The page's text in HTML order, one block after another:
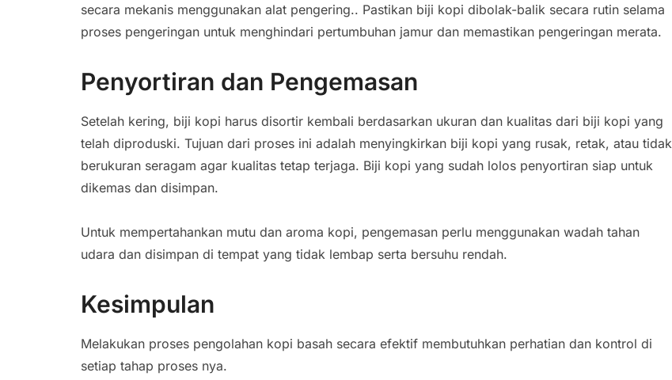
secara mekanis menggunakan alat pengering.. Pastikan biji kopi dibolak-balik secara rutin selama
proses pengeringan untuk menghindari pertumbuhan jamur dan memastikan pengeringan merata.
Penyortiran dan Pengemasan
Setelah kering, biji kopi harus disortir kembali berdasarkan ukuran dan kualitas dari biji kopi yang
telah diproduski. Tujuan dari proses ini adalah menyingkirkan biji kopi yang rusak, retak, atau tidak
berukuran seragam agar kualitas tetap terjaga. Biji kopi yang sudah lolos penyortiran siap untuk
dikemas dan disimpan.
Untuk mempertahankan mutu dan aroma kopi, pengemasan perlu menggunakan wadah tahan
udara dan disimpan di tempat yang tidak lembap serta bersuhu rendah.
Kesimpulan
Melakukan proses pengolahan kopi basah secara efektif membutuhkan perhatian dan kontrol di
setiap tahap proses nya.